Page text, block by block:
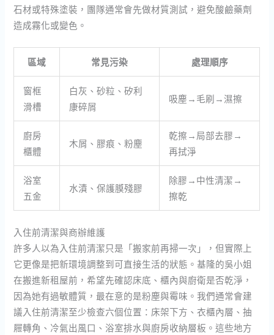
石材或特殊塗裝，團隊通常會先做材質測試，避免酸鹼藥劑
造成霧化或變色。
區域 常見污染 處理順序
窗框
滑槽
白灰、砂粒、矽利
康碎屑
吸塵→毛刷→濕擦
廚房
櫃體
木屑、膠痕、粉塵
乾擦→局部去膠→
再拭淨
浴室
五金
水漬、保護膜殘膠
除膠→中性清潔→
擦乾
入住前清潔與商辦維護
許多人以為入住前清潔只是「搬家前再掃一次」，但實際上
它更像是把新環境調整到可直接生活的狀態。基隆的吳小姐
在搬進新租屋前，希望先確認床底、櫃內與廚衛是否乾淨，
因為她有過敏體質，最在意的是粉塵與霉味。我們通常會建
議入住前清潔至少檢查六個位置：床架下方、衣櫃內層、抽
屜轉角、冷氣出風口、浴室排水與廚房收納層板。這些地方